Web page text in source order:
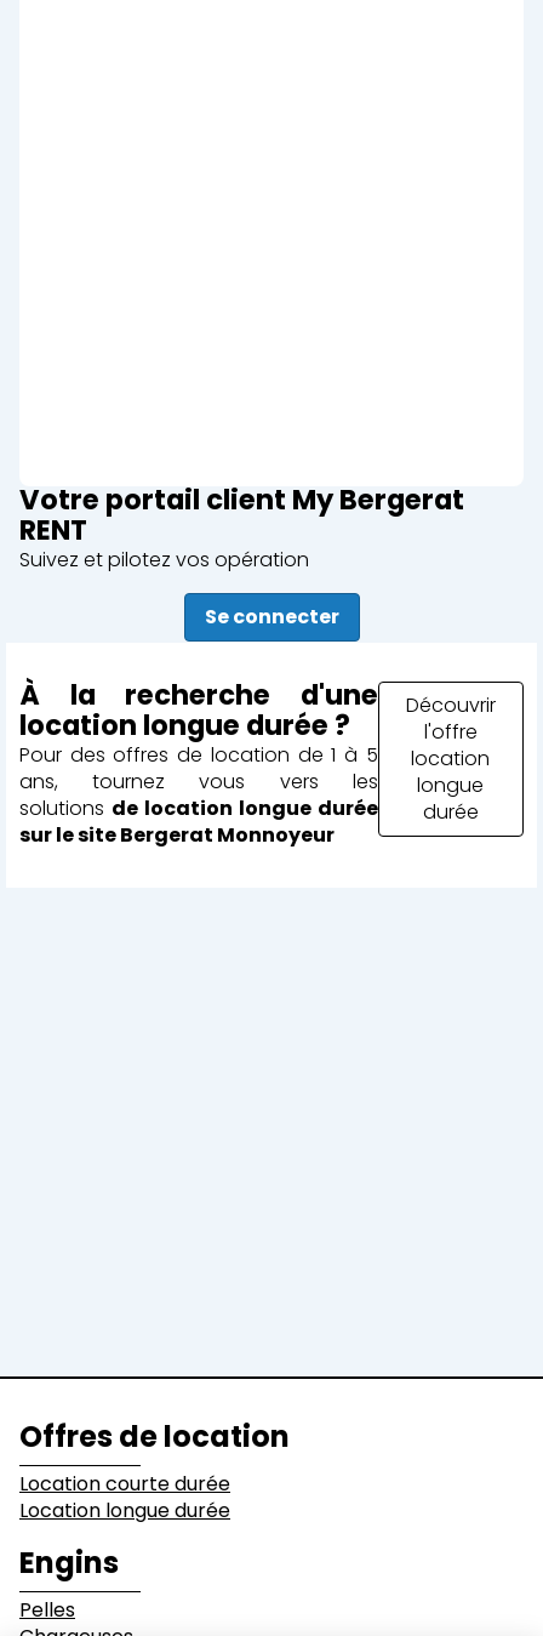
Bâtiments
Mines & Carrières
Votre portail client My Bergerat
RENT
Suivez et pilotez vos opération
Se connecter
À la recherche d'une
location longue durée ?
Pour des offres de location de 1 à 5
ans, tournez vous vers les
solutions de location longue durée
sur le site Bergerat Monnoyeur
Découvrir
l'offre
location
longue
durée
Offres de location
Location courte durée
Location longue durée
Engins
Pelles